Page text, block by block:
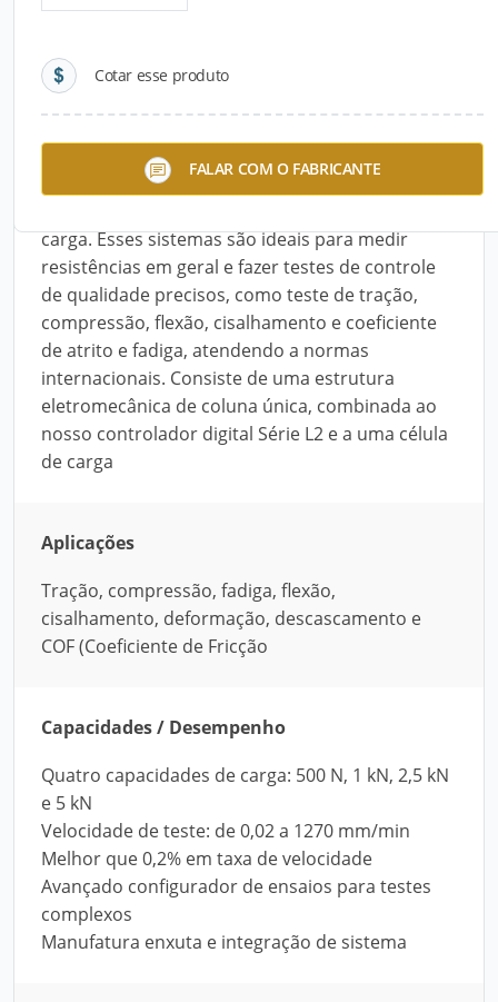
Cotar esse produto
FALAR COM O FABRICANTE
Detalhes do produto
Descrição do Produto
A Série FMS Starrett® é uma família de sistemas
de ensaios mecânicos disponibilizados em
carga. Esses sistemas são ideais para medir
resistências em geral e fazer testes de controle
de qualidade precisos, como teste de tração,
compressão, flexão, cisalhamento e coeficiente
de atrito e fadiga, atendendo a normas
internacionais. Consiste de uma estrutura
eletromecânica de coluna única, combinada ao
nosso controlador digital Série L2 e a uma célula
de carga
Aplicações
Tração, compressão, fadiga, flexão,
cisalhamento, deformação, descascamento e
COF (Coeficiente de Fricção
Capacidades / Desempenho
Quatro capacidades de carga: 500 N, 1 kN, 2,5 kN
e 5 kN
Velocidade de teste: de 0,02 a 1270 mm/min
Melhor que 0,2% em taxa de velocidade
Avançado configurador de ensaios para testes
complexos
Manufatura enxuta e integração de sistema